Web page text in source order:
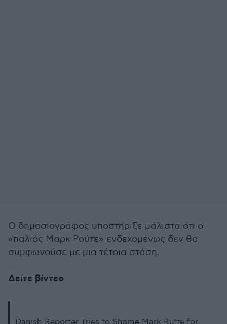
Ο δημοσιογράφος υποστήριξε μάλιστα ότι ο
«παλιός Μαρκ Ρούτε» ενδεχομένως δεν θα
συμφωνούσε με μια τέτοια στάση.
Δείτε βίντεο